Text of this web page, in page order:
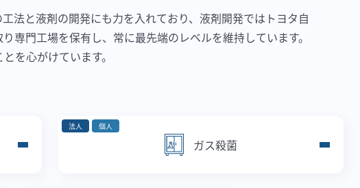
法と液剤の開発にも力を入れており、液剤開発ではトヨタ自
門工場を保有し、常に最先端のレベルを維持しています。
を心がけています。
法人 個人
ガス殺菌